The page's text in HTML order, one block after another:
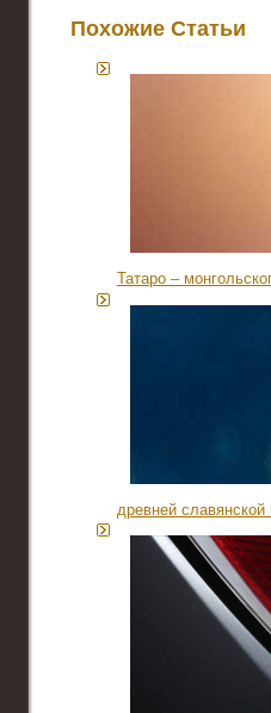
Похожие Статьи
Татаро –
древней славянской